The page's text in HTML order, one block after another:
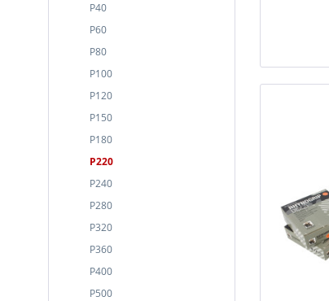
P40
P60
P80
P100
P120
P150
P180
P220
P240
P280
P320
P360
P400
P500